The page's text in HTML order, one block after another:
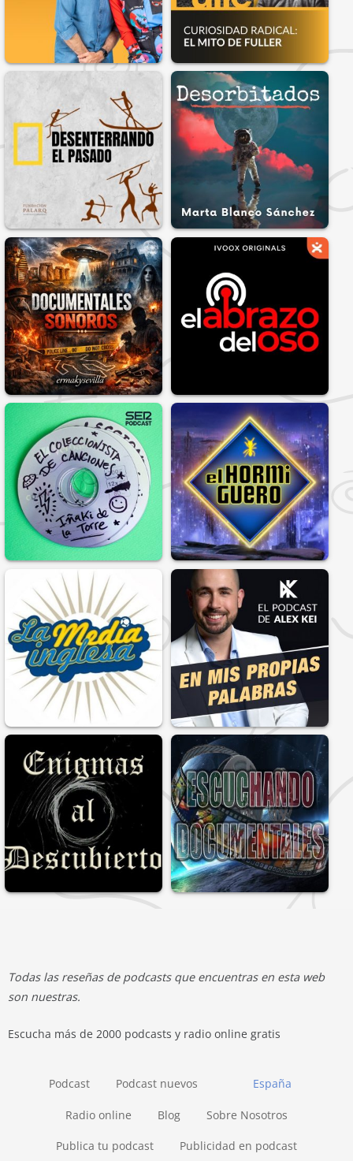
Todas las reseñas de podcasts que encuentras en esta web
son nuestras.
Escucha más de 2000 podcasts y radio online gratis
España
Podcast Podcast nuevos
Radio online Blog Sobre Nosotros
Publica tu podcast Publicidad en podcast